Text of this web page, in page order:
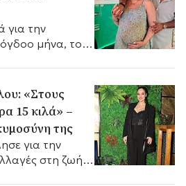
για την
μήνα, το
παιδί.
«Στους
15 κιλά» –
της
για την
στη ζωή